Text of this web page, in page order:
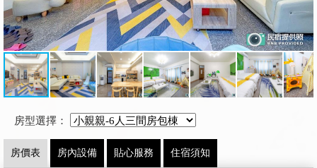
房型選擇：
房價表 房內設備 貼心服務 住宿須知